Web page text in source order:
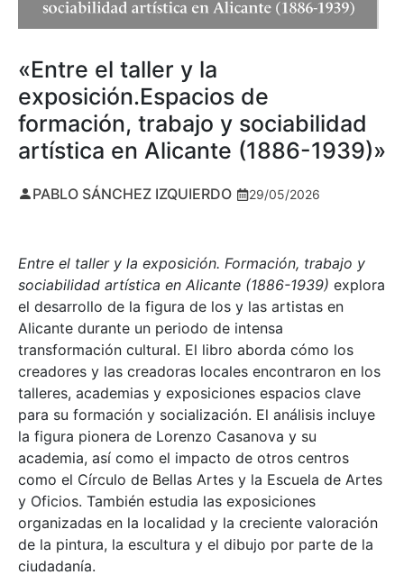
«Entre el taller y la
exposición.Espacios de
formación, trabajo y sociabilidad
artística en Alicante (1886-1939)»
PABLO SÁNCHEZ IZQUIERDO 29/05/2026
Entre el taller y la exposición. Formación, trabajo y
sociabilidad artística en Alicante (1886-1939) explora
el desarrollo de la figura de los y las artistas en
Alicante durante un periodo de intensa
transformación cultural. El libro aborda cómo los
creadores y las creadoras locales encontraron en los
talleres, academias y exposiciones espacios clave
para su formación y socialización. El análisis incluye
la figura pionera de Lorenzo Casanova y su
academia, así como el impacto de otros centros
como el Círculo de Bellas Artes y la Escuela de Artes
y Oficios. También estudia las exposiciones
organizadas en la localidad y la creciente valoración
de la pintura, la escultura y el dibujo por parte de la
ciudadanía.